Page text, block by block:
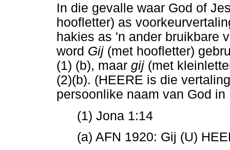
In die gevalle waar God of
hoofletter) as
hakies as 'n ander bruikbare
word Gij (met hoofletter)
(1) (b), maar gij (met
(2)(b). (HEERE is die
persoonlike naam van God in
(1) Jona 1:14
(a) AFN 1920: Gij (U)